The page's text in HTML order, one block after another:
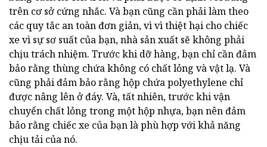
trên cơ sở cứng nhắc. Và bạn cũng cần phải làm theo
các quy tắc an toàn đơn giản, vì vì thiệt hại cho chiếc
xe vì sự sơ suất của bạn, nhà sản xuất sẽ không phải
chịu trách nhiệm. Trước khi dỡ hàng, bạn chỉ cần đảm
bảo rằng thùng chứa không có chất lỏng và vật lạ. Và
cũng phải đảm bảo rằng hộp chứa polyethylene chỉ
được nâng lên ở đáy. Và, tất nhiên, trước khi vận
chuyển chất lỏng trong một hộp nhựa, bạn nên đảm
bảo rằng chiếc xe của bạn là phù hợp với khả năng
chịu tải của nó.